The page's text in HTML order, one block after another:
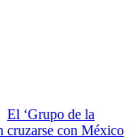
El ‘Grupo de la
cruzarse con México